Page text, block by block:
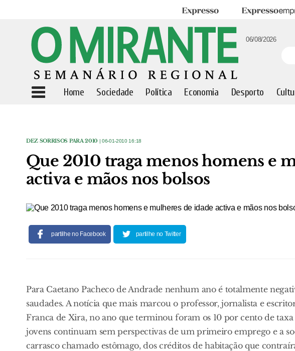
Expresso Expresso
06/08/2026
Home Sociedade Política Economia Desporto
DEZ SORRISOS PARA 2010 | 06-01-2010 16:18
Que 2010 traga menos homens e
activa e mãos nos bolsos
partilhe no Facebook partilhe no Twitter
Para Caetano Pacheco de Andrade nenhum ano é totalmente
saudades. A notícia que mais marcou o professor, jornalista e
Franca de Xira, no ano que terminou foram os 10 por cento de
jovens continuam sem perspectivas de um primeiro emprego e a
carrasco chamado estômago, dos créditos de habitação que